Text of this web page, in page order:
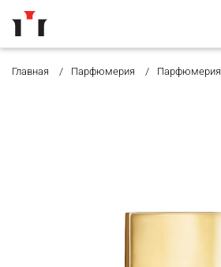
Главная Парфюмерия Парфюмерия